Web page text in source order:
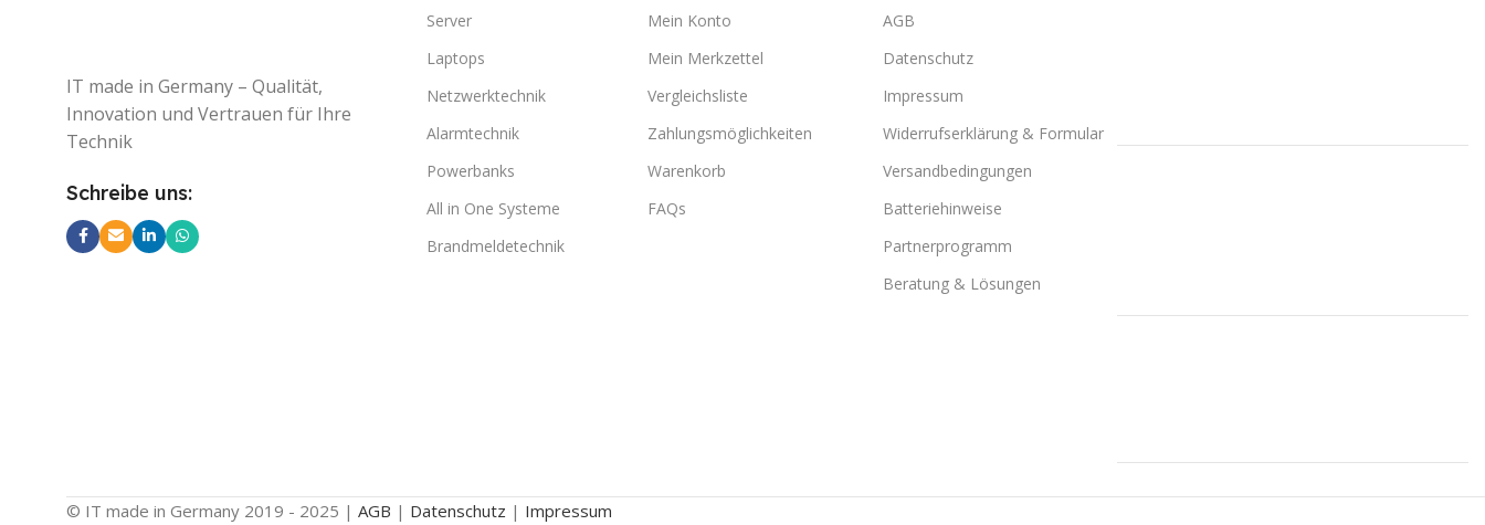
IT made in Germany – Qualität,
Innovation und Vertrauen für Ihre
Technik
Schreibe uns:
Server
Laptops
Netzwerktechnik
Alarmtechnik
Powerbanks
All in One Systeme
Brandmeldetechnik
Mein Konto
Mein Merkzettel
Vergleichsliste
Zahlungsmöglichkeiten
Warenkorb
FAQs
AGB
Datenschutz
Impressum
Widerrufserklärung & Formular
Versandbedingungen
Batteriehinweise
Partnerprogramm
Beratung & Lösungen
© IT made in Germany 2019 - 2025 | AGB | Datenschutz | Impressum